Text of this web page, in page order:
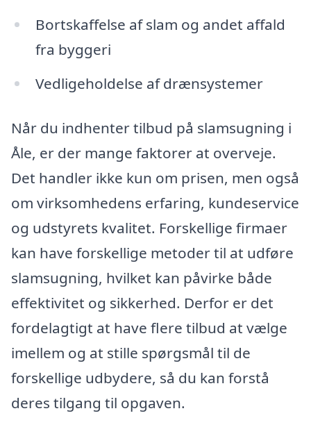
Bortskaffelse af slam og andet affald
fra byggeri
Vedligeholdelse af drænsystemer
Når du indhenter tilbud på slamsugning i
Åle, er der mange faktorer at overveje.
Det handler ikke kun om prisen, men også
om virksomhedens erfaring, kundeservice
og udstyrets kvalitet. Forskellige firmaer
kan have forskellige metoder til at udføre
slamsugning, hvilket kan påvirke både
effektivitet og sikkerhed. Derfor er det
fordelagtigt at have flere tilbud at vælge
imellem og at stille spørgsmål til de
forskellige udbydere, så du kan forstå
deres tilgang til opgaven.